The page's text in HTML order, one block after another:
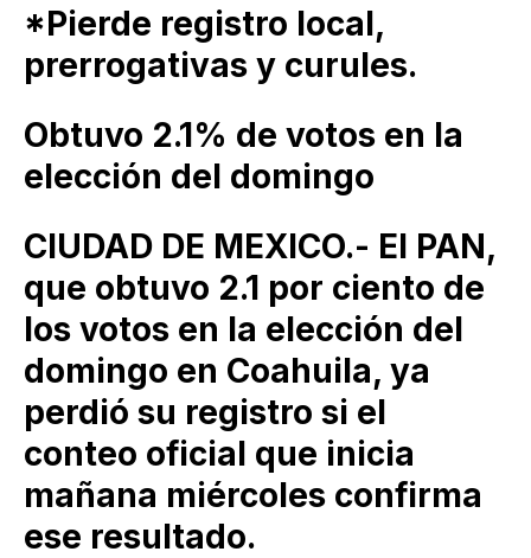
*Pierde registro local,
prerrogativas y curules.
Obtuvo 2.1% de votos en la
elección del domingo
CIUDAD DE MEXICO.- El PAN,
que obtuvo 2.1 por ciento de
los votos en la elección del
domingo en Coahuila, ya
perdió su registro si el
conteo oficial que inicia
mañana miércoles confirma
ese resultado.